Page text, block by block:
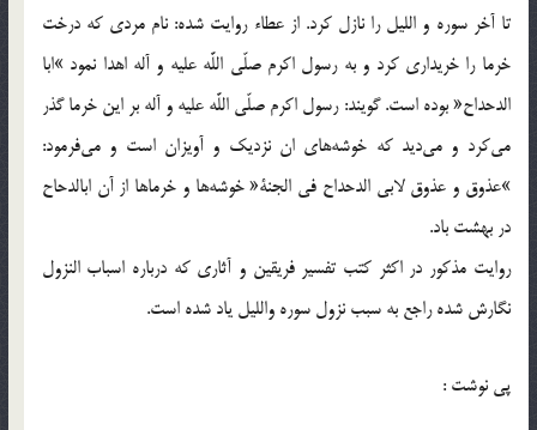
تا آخر سوره و الليل را نازل كرد. از عطاء روايت شده: نام مردى كه درخت
خرما را خريدارى كرد و به رسول اكرم صلّى اللَّه عليه و آله اهدا نمود »ابا
الدحداح« بوده است. گويند: رسول اكرم صلّى اللَّه عليه و آله بر اين خرما گذر
مى‌كرد و مى‌ديد كه خوشه‌هاى ان نزديك و آويزان است و مى‌فرمود:
»عذوق و عذوق لابى الدحداح فى الجنة« خوشه‌ها و خرماها از آن ابالدحاح
در بهشت باد.
روايت مذكور در اكثر كتب تفسير فريقين و آثارى كه درباره اسباب النزول
نگارش شده راجع به سبب نزول سوره والليل ياد شده است.
پی نوشت :